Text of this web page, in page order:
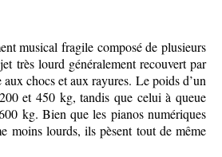
musical fragile composé de plusieurs
très lourd généralement recouvert par
chocs et aux rayures. Le poids d’un
et 450 kg, tandis que celui à queue
kg. Bien que les pianos numériques
moins lourds, ils pèsent tout de même